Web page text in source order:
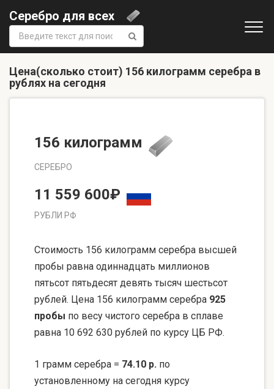
Серебро для всех
Поиск:
Цена(сколько стоит) 156 килограмм серебра в
рублях на сегодня
156 килограмм
СЕРЕБРО
11 559 600₽
РУБЛИ РФ
Стоимость 156 килограмм серебра высшей
пробы равна одиннадцать миллионов
пятьсот пятьдесят девять тысяч шестьсот
рублей. Цена 156 килограмм серебра 925
пробы по весу чистого серебра в сплаве
равна 10 692 630 рублей по курсу ЦБ РФ.
1 грамм серебра = 74.10 р. по
установленному на сегодня курсу